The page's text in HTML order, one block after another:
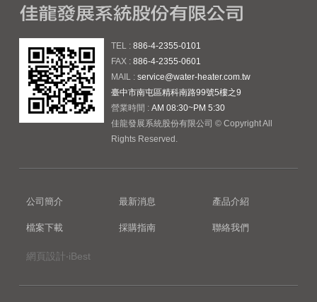
TEL :886-4-2355-0101
FAX :886-4-2355-0601
MAIL :service@water-heater.com.tw
臺中市南屯區精科南路99號5樓之9
營業時間 :AM 08:30~PM 5:30
佳龍發展系統股份有限公司 © Copyright All
Rights Reserved.
公司簡介 最新消息 產品介紹
檔案下載 採購指南 聯絡我們
網頁設計‧iBest